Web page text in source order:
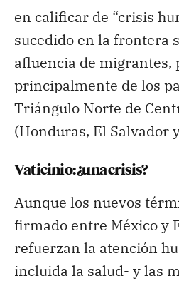
en calificar de “crisis
sucedido en la frontera
afluencia de migrantes,
principalmente de los
Triángulo Norte de
(Honduras, El Salvador
Vaticinio: ¿una crisis?
Aunque los nuevos
firmado entre México y
refuerzan la atención
incluida la salud- y las